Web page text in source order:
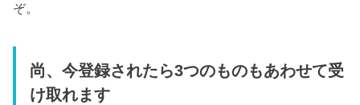
ぞ。
尚、今登録されたら3つのものもあわせて受
け取れます